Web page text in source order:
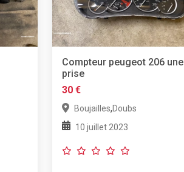
Compteur peugeot 206 une
prise
30 €
Boujailles,Doubs
10 juillet 2023